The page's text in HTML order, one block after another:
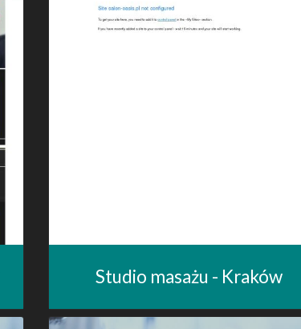
Studio masażu - Kraków